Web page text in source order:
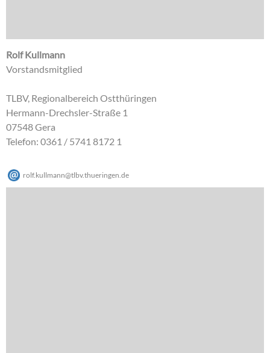
Rolf Kullmann
Vorstandsmitglied
TLBV, Regionalbereich Ostthüringen
Hermann-Drechsler-Straße 1
07548 Gera
Telefon: 0361 / 5741 8172 1
rolf.kullmann@tlbv.thueringen.de